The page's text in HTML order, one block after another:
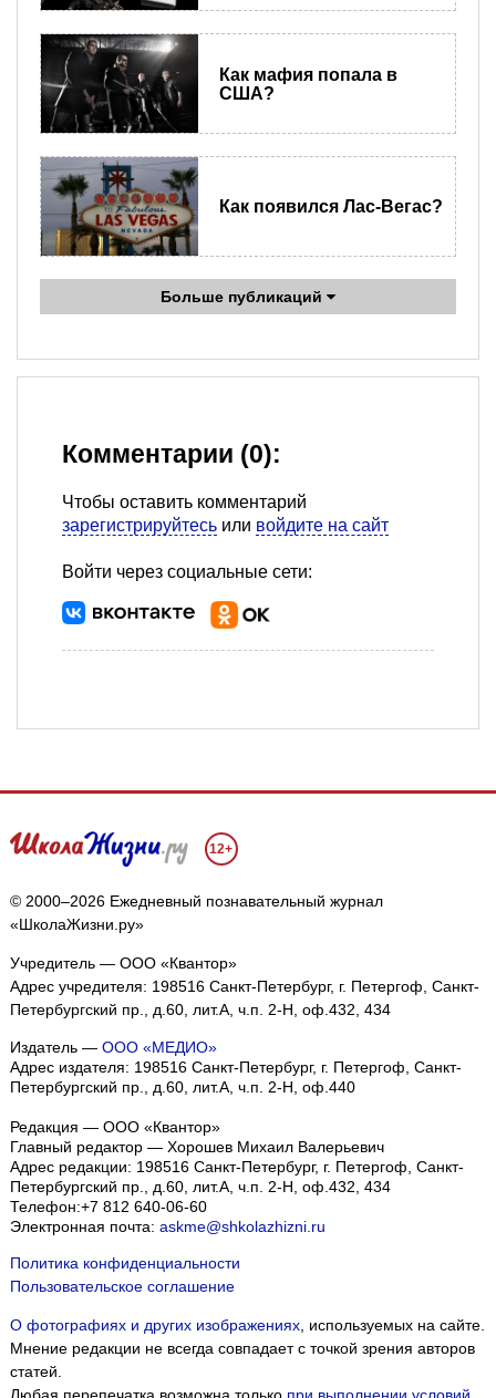
Как мафия попала в
США?
Как появился Лас-Вегас?
Больше публикаций
Комментарии (0):
Чтобы оставить комментарий
зарегистрируйтесь или войдите на сайт
Войти через социальные сети:
12+
© 2000–2026 Ежедневный познавательный журнал
«ШколаЖизни.ру»
Учредитель — ООО «Квантор»
Адрес учредителя: 198516 Санкт-Петербург, г. Петергоф, Санкт-
Петербургский пр., д.60, лит.А, ч.п. 2-Н, оф.432, 434
Издатель — ООО «МЕДИО»
Адрес издателя: 198516 Санкт-Петербург, г. Петергоф, Санкт-
Петербургский пр., д.60, лит.А, ч.п. 2-Н, оф.440
Редакция — ООО «Квантор»
Главный редактор — Хорошев Михаил Валерьевич
Адрес редакции: 198516 Санкт-Петербург, г. Петергоф, Санкт-
Петербургский пр., д.60, лит.А, ч.п. 2-Н, оф.432, 434
Телефон:+7 812 640-06-60
Электронная почта: askme@shkolazhizni.ru
Политика конфиденциальности
Пользовательское соглашение
О фотографиях и других изображениях, используемых на сайте.
Мнение редакции не всегда совпадает с точкой зрения авторов
статей.